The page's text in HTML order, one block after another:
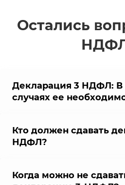
Остались
Декларация 3 НДФЛ: В
случаях ее
Кто должен сдавать
НДФЛ?
Когда можно не